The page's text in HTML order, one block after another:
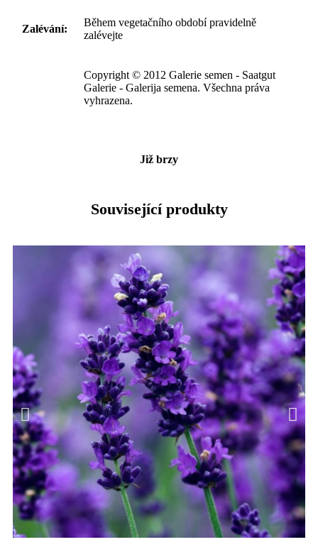
Zalévání:
Během vegetačního období pravidelně
zalévejte
Copyright © 2012 Galerie semen - Saatgut
Galerie - Galerija semena. Všechna práva
vyhrazena.
Již brzy
Související produkty